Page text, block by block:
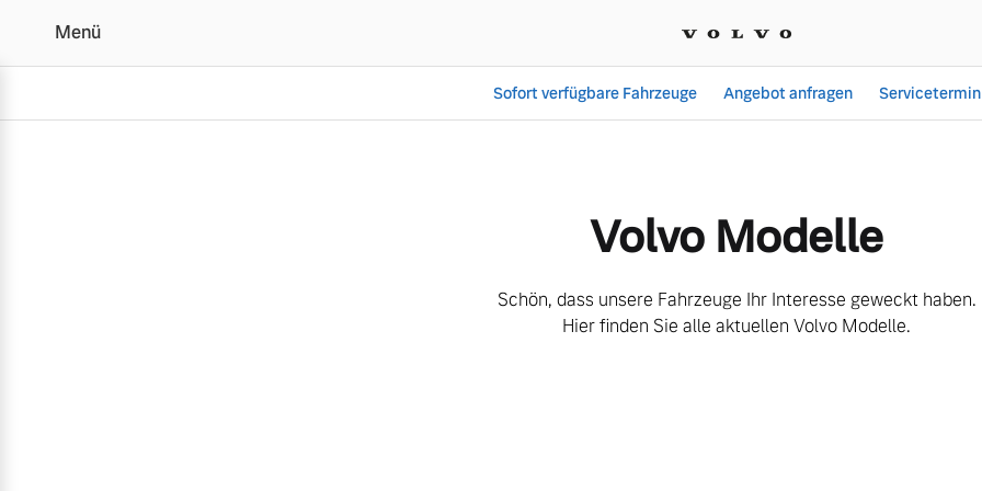
Menü
Sofort verfügbare Fahrzeuge Angebot anfragen Servicetermin
Volvo Modelle
Schön, dass unsere Fahrzeuge Ihr Interesse geweckt haben.
Hier finden Sie alle aktuellen Volvo Modelle.